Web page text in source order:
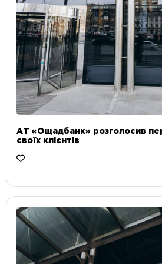
АТ «Ощадбанк» розголосив
своїх клієнтів